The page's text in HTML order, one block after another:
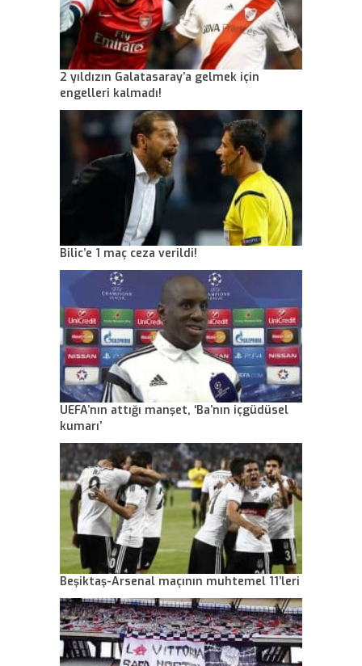
2 yıldızın Galatasaray’a gelmek için
engelleri kalmadı!
Bilic’e 1 maç ceza verildi!
UEFA’nın attığı manşet, ‘Ba’nın içgüdüsel
kumarı’
Beşiktaş-Arsenal maçının muhtemel 11’leri